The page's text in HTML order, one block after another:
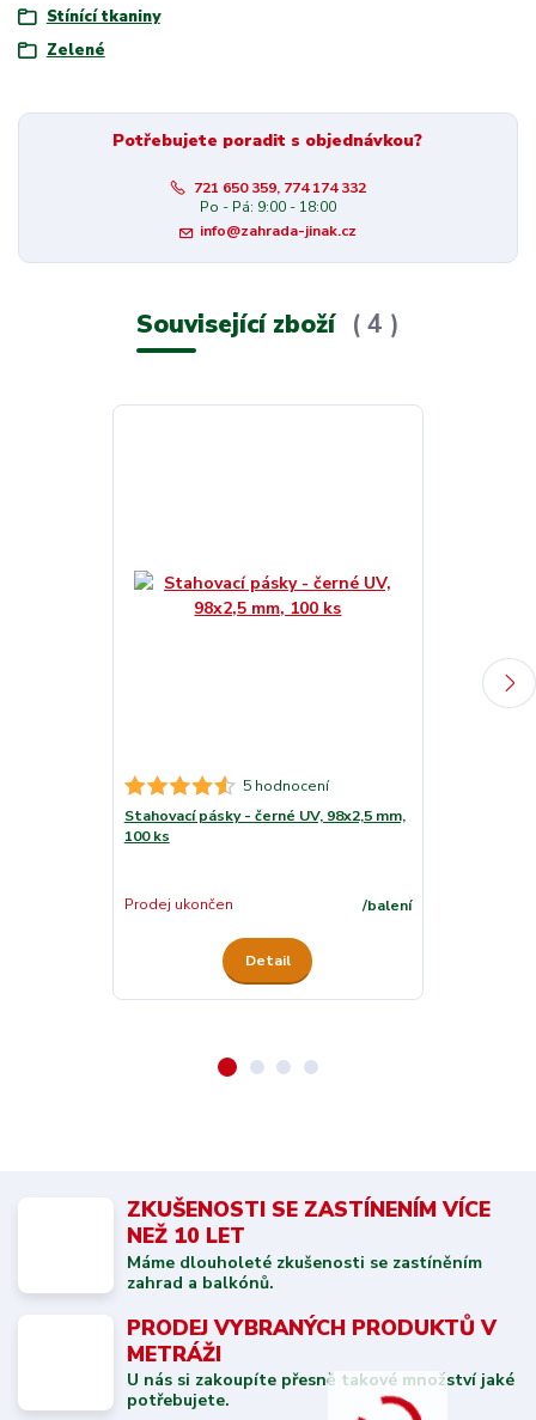
Stínící tkaniny
Zelené
Potřebujete poradit s objednávkou?
721 650 359, 774 174 332
Po - Pá: 9:00 - 18:00
info@zahrada-jinak.cz
Související zboží 4
5 hodnocení
Stahovací pásky - černé UV, 98x2,5 mm,
100 ks
/balení
Prodej ukončen
Detail
ZKUŠENOSTI SE ZASTÍNENÍM VÍCE
NEŽ 10 LET
Máme dlouholeté zkušenosti se zastíněním
zahrad a balkónů.
PRODEJ VYBRANÝCH PRODUKTŮ V
METRÁŽI
U nás si zakoupíte přesně takové množství jaké
potřebujete.